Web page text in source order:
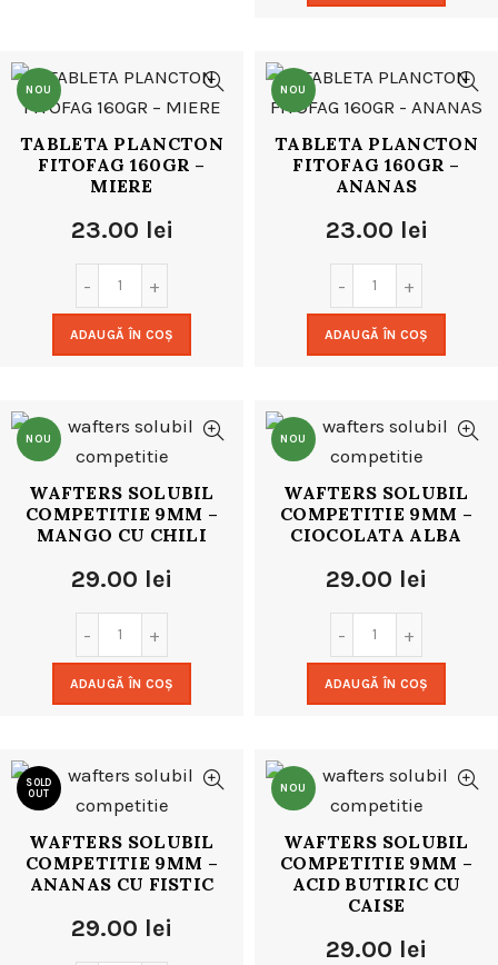
NOU
TABLETA PLANCTON
FITOFAG 160GR –
MIERE
23.00 lei
ADAUGĂ ÎN COȘ
NOU
TABLETA PLANCTON
FITOFAG 160GR –
ANANAS
23.00 lei
ADAUGĂ ÎN COȘ
NOU
WAFTERS SOLUBIL
COMPETITIE 9MM –
MANGO CU CHILI
29.00 lei
ADAUGĂ ÎN COȘ
NOU
WAFTERS SOLUBIL
COMPETITIE 9MM –
CIOCOLATA ALBA
29.00 lei
ADAUGĂ ÎN COȘ
SOLD
OUT
NOU
WAFTERS SOLUBIL
COMPETITIE 9MM –
ANANAS CU FISTIC
29.00 lei
NOU
WAFTERS SOLUBIL
COMPETITIE 9MM –
ACID BUTIRIC CU
CAISE
29.00 lei